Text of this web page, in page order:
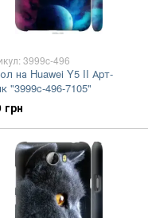
3999c-496
на Huawei Y5 II Арт-
"3999c-496-7105"
грн